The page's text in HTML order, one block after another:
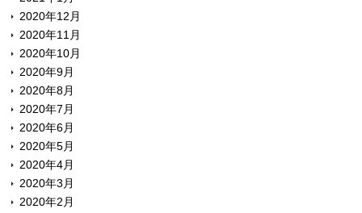
2020年12月
2020年11月
2020年10月
2020年9月
2020年8月
2020年7月
2020年6月
2020年5月
2020年4月
2020年3月
2020年2月